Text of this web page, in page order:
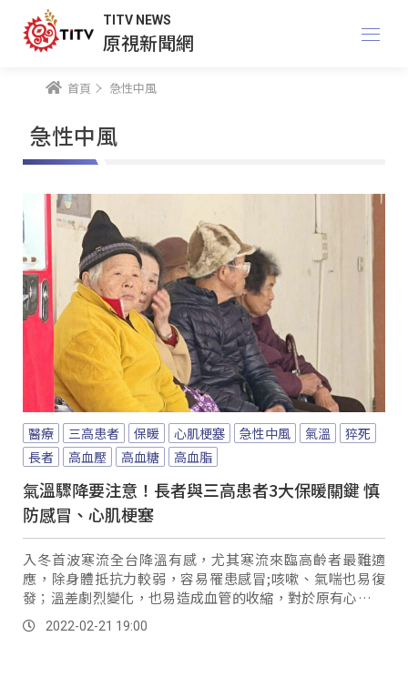
TITV NEWS
原視新聞網
首頁 急性中風
急性中風
醫療 三高患者 保暖 心肌梗塞 急性中風 氣溫
猝死
長者
高血壓 高血糖 高血脂
氣溫驟降要注意！長者與三高患者3大保暖關鍵 慎
防感冒、心肌梗塞
入冬首波寒流全台降溫有感，尤其寒流來臨高齡者最難適
應，除身體抵抗力較弱，容易罹患感冒;咳嗽、氣喘也易復
發；溫差劇烈變化，也易造成血管的收縮，對於原有心血管
疾病患者及「三高」族群(包含高血壓、高血脂、高血糖)，
是誘發中風、心肌梗塞的主要因素，導致死亡案件增加。
2022-02-21 19:00